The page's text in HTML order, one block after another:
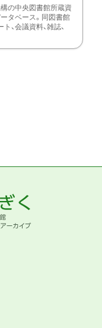
の中央図書館所蔵資
タベース。同図書館
、会議資料、雑誌、